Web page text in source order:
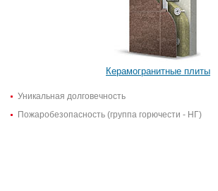
Керамогранитные плиты
Уникальная долговечность
Пожаробезопасность (группа горючести - НГ)